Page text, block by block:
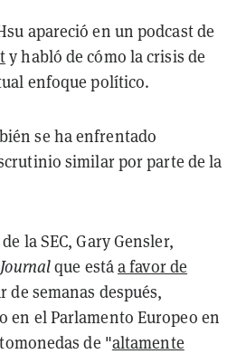
apareció en un podcast de
y habló de cómo la crisis de
enfoque político.
se ha enfrentado
similar por parte de la
la SEC, Gary Gensler,
que estáa favor de
de semanas después,
en el Parlamento Europeo en
de "altamente